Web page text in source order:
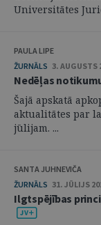
Universitātes
PAULA LIPE
ŽURNĀLS 3.
Nedēļas
Šajā apskatā
aktualitātes par
jūlijam. ...
SANTA JUHNEVIČA
ŽURNĀLS 31. JŪLIJS
Ilgtspējības